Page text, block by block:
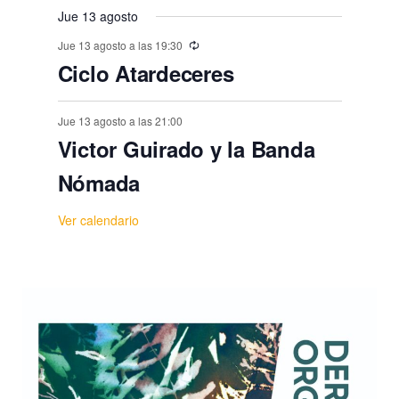
Jue 13 agosto
Jue 13 agosto a las 19:30
Ciclo Atardeceres
Jue 13 agosto a las 21:00
Victor Guirado y la Banda
Nómada
Ver calendario